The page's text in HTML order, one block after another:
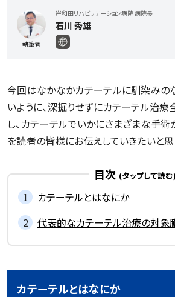
執筆者
岸和田リハビリテーション病院 病院長
石川 秀雄
記事一覧を見る
今回はなかなかカテーテルに馴染みの
いように、深掘りせずにカテーテル治療
し、カテーテルでいかにさまざまな手
を読者の皆様にお伝えしていきたいと思
目次
カテーテルとはなにか
代表的なカテーテル治療の対象
カテーテルとはなにか